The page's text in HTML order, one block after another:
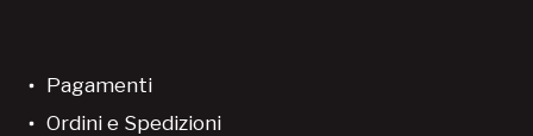
Pagamenti
Ordini e Spedizioni